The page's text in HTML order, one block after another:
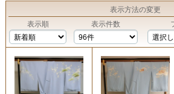
表示方法の変更
表示順
表示件数